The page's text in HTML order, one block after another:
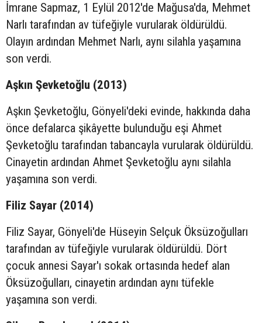
İmrane Sapmaz, 1 Eylül 2012'de Mağusa'da, Mehmet
Narlı tarafından av tüfeğiyle vurularak öldürüldü.
Olayın ardından Mehmet Narlı, aynı silahla yaşamına
son verdi.
Aşkın Şevketoğlu (2013)
Aşkın Şevketoğlu, Gönyeli'deki evinde, hakkında daha
önce defalarca şikâyette bulunduğu eşi Ahmet
Şevketoğlu tarafından tabancayla vurularak öldürüldü.
Cinayetin ardından Ahmet Şevketoğlu aynı silahla
yaşamına son verdi.
Filiz Sayar (2014)
Filiz Sayar, Gönyeli'de Hüseyin Selçuk Öksüzoğulları
tarafından av tüfeğiyle vurularak öldürüldü. Dört
çocuk annesi Sayar'ı sokak ortasında hedef alan
Öksüzoğulları, cinayetin ardından aynı tüfekle
yaşamına son verdi.